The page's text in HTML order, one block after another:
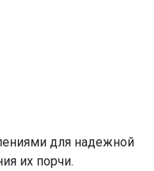
для надежной
их порчи.